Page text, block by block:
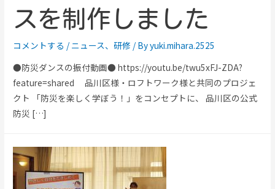
スを制作しました
コメントする / ニュース、研修 / Byyuki.mihara.2525
●防災ダンスの振付動画● https://youtu.be/twu5xFJ-ZDA?
feature=shared 品川区様・ロフトワーク様と共同のプロジェ
クト 「防災を楽しく学ぼう！」をコンセプトに、 品川区の公式
防災 […]